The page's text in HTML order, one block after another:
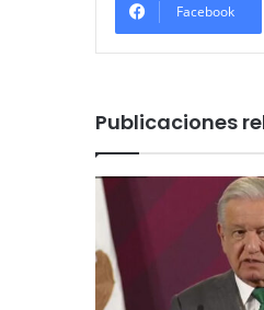
Facebook
Publicaciones